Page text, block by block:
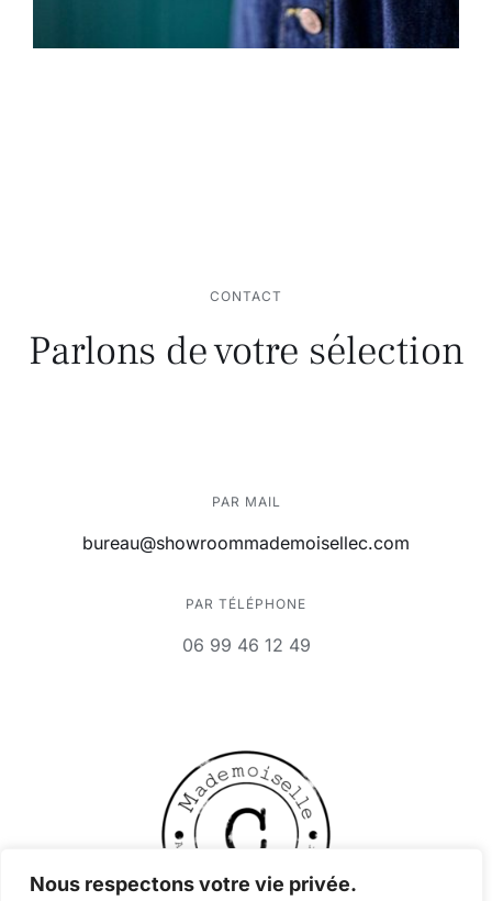
Nous respectons votre vie privée.
CONTACT
Parlons de votre sélection
PAR MAIL
bureau@showroommademoisellec.com
PAR TÉLÉPHONE
06 99 46 12 49